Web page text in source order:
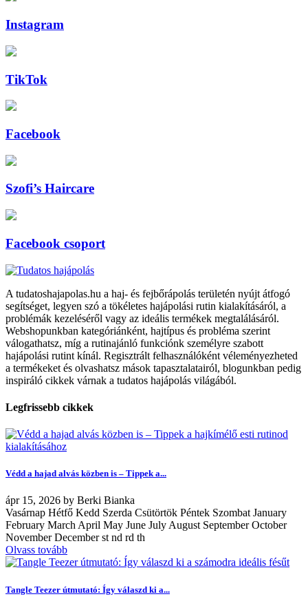
Instagram
TikTok
Facebook
Szofi’s Haircare
Facebook csoport
A tudatoshajapolas.hu a haj- és fejbőrápolás területén nyújt átfogó
segítséget, legyen szó a tökéletes hajápolási rutin kialakításáról, a
problémák kezeléséről vagy az ideális termékek megtalálásáról.
Webshopunkban kategóriánként, hajtípus és probléma szerint
válogathatsz, míg a rutinajánló funkciónk személyre szabott
hajápolási rutint kínál. Regisztrált felhasználóként véleményezheted
a termékeket és olvashatsz mások tapasztalatairól, blogunkban pedig
inspiráló cikkek várnak a tudatos hajápolás világából.
Legfrissebb cikkek
Védd a hajad alvás közben is – Tippek a...
ápr 15, 2026 by Berki Bianka
Vasárnap Hétfő Kedd Szerda Csütörtök Péntek Szombat January
February March April May June July August September October
November December st nd rd th
Olvass tovább
Tangle Teezer útmutató: Így válaszd ki a...